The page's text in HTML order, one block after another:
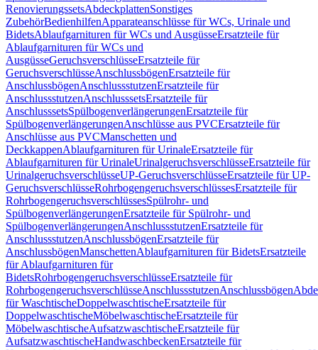
RenovierungssetsAbdeckplattenSonstiges
ZubehörBedienhilfenApparateanschlüsse für WCs, Urinale und
BidetsAblaufgarnituren für WCs und AusgüsseErsatzteile für
Ablaufgarnituren für WCs und
AusgüsseGeruchsverschlüsseErsatzteile für
GeruchsverschlüsseAnschlussbögenErsatzteile für
AnschlussbögenAnschlussstutzenErsatzteile für
AnschlussstutzenAnschlusssetsErsatzteile für
AnschlusssetsSpülbogenverlängerungenErsatzteile für
SpülbogenverlängerungenAnschlüsse aus PVCErsatzteile für
Anschlüsse aus PVCManschetten und
DeckkappenAblaufgarnituren für UrinaleErsatzteile für
Ablaufgarnituren für UrinaleUrinalgeruchsverschlüsseErsatzteile für
UrinalgeruchsverschlüsseUP-GeruchsverschlüsseErsatzteile für UP-
GeruchsverschlüsseRohrbogengeruchsverschlüssesErsatzteile für
RohrbogengeruchsverschlüssesSpülrohr- und
SpülbogenverlängerungenErsatzteile für Spülrohr- und
SpülbogenverlängerungenAnschlussstutzenErsatzteile für
AnschlussstutzenAnschlussbögenErsatzteile für
AnschlussbögenManschettenAblaufgarnituren für BidetsErsatzteile
für Ablaufgarnituren für
BidetsRohrbogengeruchsverschlüsseErsatzteile für
RohrbogengeruchsverschlüsseAnschlussstutzenAnschlussbögen
für WaschtischeDoppelwaschtischeErsatzteile für
DoppelwaschtischeMöbelwaschtischeErsatzteile für
MöbelwaschtischeAufsatzwaschtischeErsatzteile für
AufsatzwaschtischeHandwaschbeckenErsatzteile für